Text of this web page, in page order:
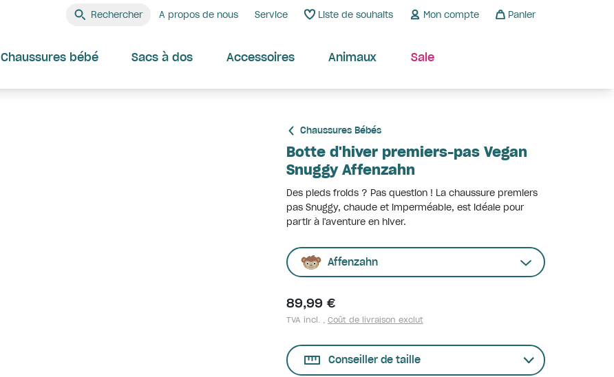
Rechercher A propos de nous Service Liste de souhaits Mon compte Panier
Chaussures bébé Sacs à dos Accessoires Animaux Sale
Chaussures Bébés
Botte d'hiver premiers-pas Vegan
Snuggy Affenzahn
Des pieds froids ? Pas question ! La chaussure premiers
pas Snuggy, chaude et imperméable, est idéale pour
partir à l'aventure en hiver.
Affenzahn
89,99 €
TVA incl. , Coût de livraison exclut
Conseiller de taille